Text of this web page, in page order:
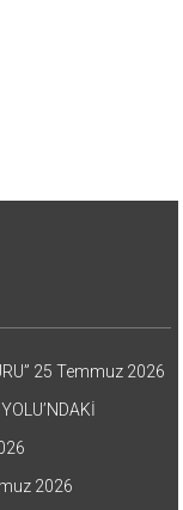
25 Temmuz 2026
2026